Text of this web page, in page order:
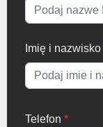
Imię i nazwisko
Telefon *